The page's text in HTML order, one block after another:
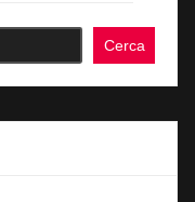
Cerca